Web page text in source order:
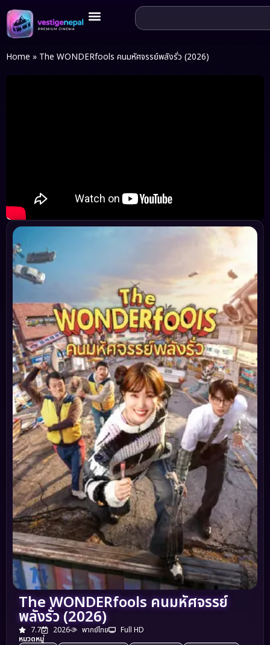
Home » The WONDERfools คนมหัศจรรย์พลังรั่ว (2026)
The WONDERfools คนมหัศจรรย์
พลังรั่ว (2026)
7.7 2026 พากย์ไทย
Full HD
หมวดหมู่